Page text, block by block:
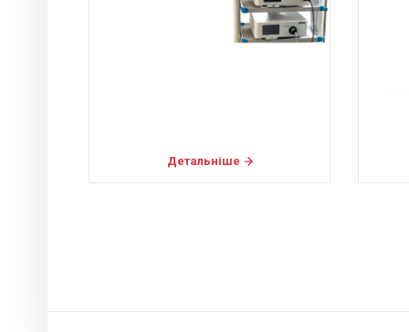
Детальніше